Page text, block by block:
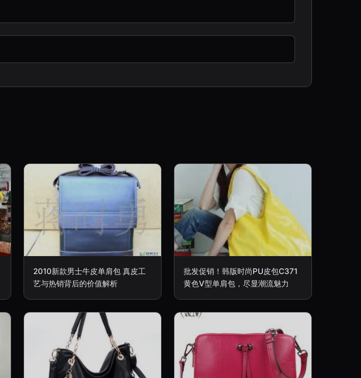
2010新款男士牛皮单肩包 真皮工
艺与热销背后的价值解析
批发促销！韩版时尚PU皮包C371
黄色V型单肩包，尽显潮流魅力